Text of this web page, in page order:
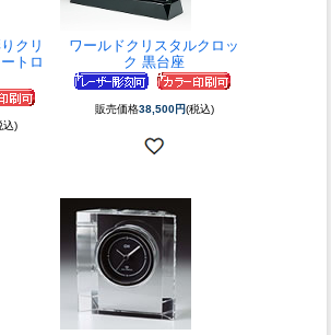
クリ
トロ
込)
ワールドクリスタルクロッ
ク 黒台座
販売価格38,500円(税込)